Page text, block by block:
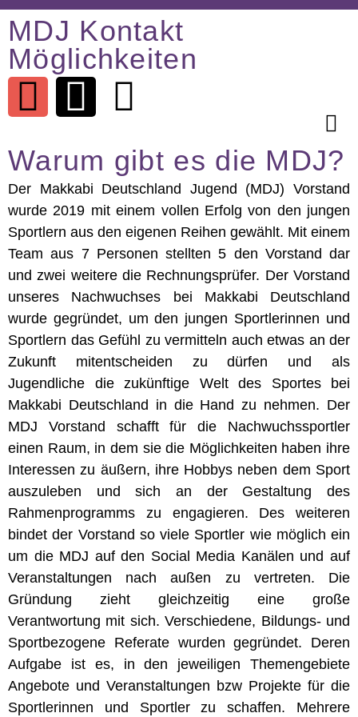
MDJ Kontakt
Möglichkeiten
Warum gibt es die MDJ?
Der Makkabi Deutschland Jugend (MDJ) Vorstand
wurde 2019 mit einem vollen Erfolg von den jungen
Sportlern aus den eigenen Reihen gewählt. Mit einem
Team aus 7 Personen stellten 5 den Vorstand dar
und zwei weitere die Rechnungsprüfer. Der Vorstand
unseres Nachwuchses bei Makkabi Deutschland
wurde gegründet, um den jungen Sportlerinnen und
Sportlern das Gefühl zu vermitteln auch etwas an der
Zukunft mitentscheiden zu dürfen und als
Jugendliche die zukünftige Welt des Sportes bei
Makkabi Deutschland in die Hand zu nehmen. Der
MDJ Vorstand schafft für die Nachwuchssportler
einen Raum, in dem sie die Möglichkeiten haben ihre
Interessen zu äußern, ihre Hobbys neben dem Sport
auszuleben und sich an der Gestaltung des
Rahmenprogramms zu engagieren. Des weiteren
bindet der Vorstand so viele Sportler wie möglich ein
um die MDJ auf den Social Media Kanälen und auf
Veranstaltungen nach außen zu vertreten. Die
Gründung zieht gleichzeitig eine große
Verantwortung mit sich. Verschiedene, Bildungs- und
Sportbezogene Referate wurden gegründet. Deren
Aufgabe ist es, in den jeweiligen Themengebiete
Angebote und Veranstaltungen bzw Projekte für die
Sportlerinnen und Sportler zu schaffen. Mehrere